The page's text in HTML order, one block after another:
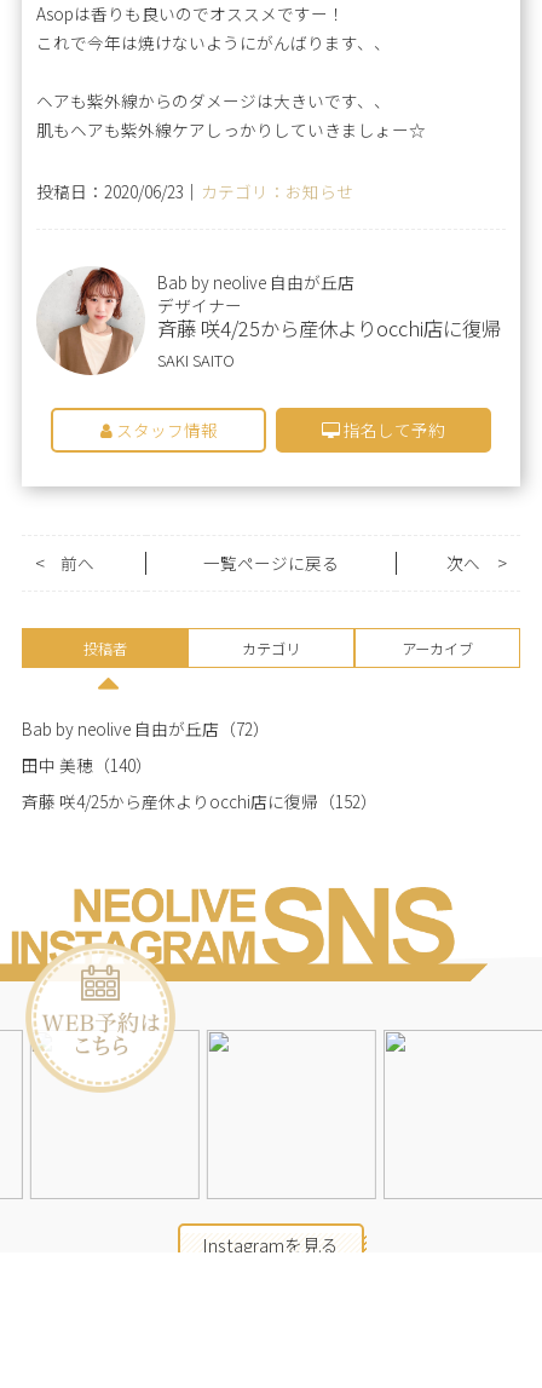
Asopは香りも良いのでオススメですー！
これで今年は焼けないようにがんばります、、
ヘアも紫外線からのダメージは大きいです、、
肌もヘアも紫外線ケアしっかりしていきましょー☆
投稿日：2020/06/23｜ カテゴリ：お知らせ
Bab by neolive 自由が丘店
デザイナー
斉藤 咲4/25から産休よりocchi店に復帰
SAKI SAITO
スタッフ情報 指名して予約
< 前へ 一覧ページに戻る >
次へ
投稿者 カテゴリ アーカイブ
Bab by neolive 自由が丘店 （72）
田中 美穂（140）
斉藤 咲4/25から産休よりocchi店に復帰 （152）
Instagramを見る